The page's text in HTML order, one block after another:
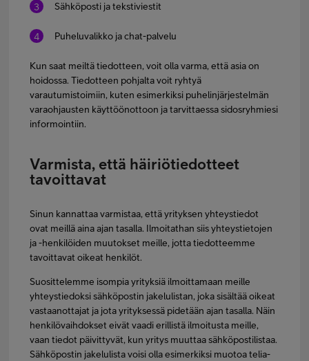
Sähköposti ja tekstiviestit
Puheluvalikko ja chat-palvelu
Kun saat meiltä tiedotteen, voit olla varma, että asia on
hoidossa. Tiedotteen pohjalta voit ryhtyä
varautumistoimiin, kuten esimerkiksi puhelinjärjestelmän
varaohjausten käyttöönottoon ja tarvittaessa sidosryhmiesi
informointiin.
Varmista, että häiriötiedotteet
tavoittavat
Sinun kannattaa varmistaa, että yrityksen yhteystiedot
ovat meillä aina ajan tasalla. Ilmoitathan siis yhteystietojen
ja -henkilöiden muutokset meille, jotta tiedotteemme
tavoittavat oikeat henkilöt.
Suosittelemme isompia yrityksiä ilmoittamaan meille
yhteystiedoksi sähköpostin jakelulistan, joka sisältää oikeat
vastaanottajat ja jota yrityksessä pidetään ajan tasalla. Näin
henkilövaihdokset eivät vaadi erillistä ilmoitusta meille,
vaan tiedot päivittyvät, kun yritys muuttaa sähköpostilistaa.
Sähköpostin jakelulista voisi olla esimerkiksi muotoa telia-